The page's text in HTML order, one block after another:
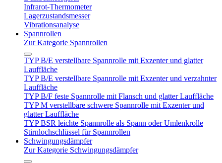
Infrarot-Thermometer
Lagerzustandsmesser
Vibrationsanalyse
Spannrollen
Zur Kategorie Spannrollen
TYP B/E verstellbare Spannrolle mit Exzenter und glatter
Lauffläche
TYP B/E verstellbare Spannrolle mit Exzenter und verzahnter
Lauffläche
TYP B/F feste Spannrolle mit Flansch und glatter Lauffläche
TYP M verstellbare schwere Spannrolle mit Exzenter und
glatter Lauffläche
TYP BSR leichte Spannrolle als Spann oder Umlenkrolle
Stirnlochschlüssel für Spannrollen
Schwingungsdämpfer
Zur Kategorie Schwingungsdämpfer